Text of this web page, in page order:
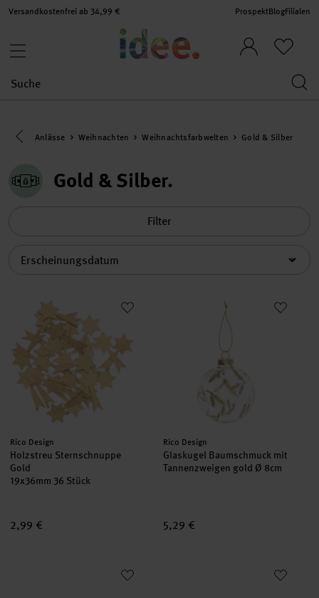
Versandkostenfrei ab 34,99 € ProspektBlogFilialen
Eine Kategorie zurück navigieren
Anlässe Weihnachten Weihnachtsfarbwelten Gold & Silber
Gold & Silber
Filter
Holzstreu Sternschnuppe Gold
Hersteller:
Rico Design
Holzstreu Sternschnuppe
Gold
19x36mm 36 Stück
2,99 €
Glaskugel Baumschmuck mit
Hersteller:
Rico Design
Glaskugel Baumschmuck mit
Tannenzweigen gold Ø 8cm
5,29 €
Lametta Girlande gold 3,5m Girlande Lametta mit Sternen